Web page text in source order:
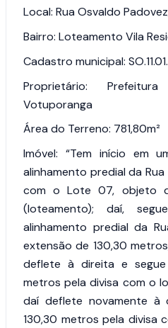
Local: Rua Osvaldo
Bairro: Loteamento Vila
Cadastro municipal:
Proprietário:
Votuporanga
Área do Terreno: 781,80m²
Imóvel: “Tem início em
alinhamento predial da
com o Lote 07, objeto
(loteamento); daí,
alinhamento predial da
extensão de 130,30
deflete à direita e
metros pela divisa com o
daí deflete novamente à
130,30 metros pela